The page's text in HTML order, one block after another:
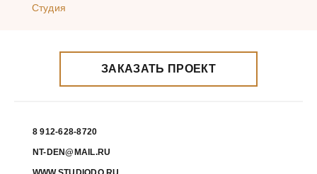
Студия
ЗАКАЗАТЬ ПРОЕКТ
8 912-628-8720
NT-DEN@MAIL.RU